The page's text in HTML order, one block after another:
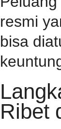
resmi
bisa
Ribet